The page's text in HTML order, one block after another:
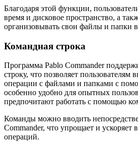
Благодаря этой функции,
время и дисковое пространство, а
организовывать свои файлы и папки
Командная строка
Программа Pablo Commander
строку, что позволяет пользователям
операции с файлами и папками с
особенно удобно для опытных
предпочитают работать с помощью
Команды можно вводить
Commander, что упрощает и
операций.